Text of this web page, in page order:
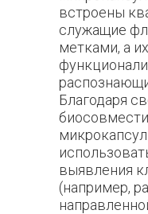
встроены
служащие
метками, а
Благодаря
выявления
(например,